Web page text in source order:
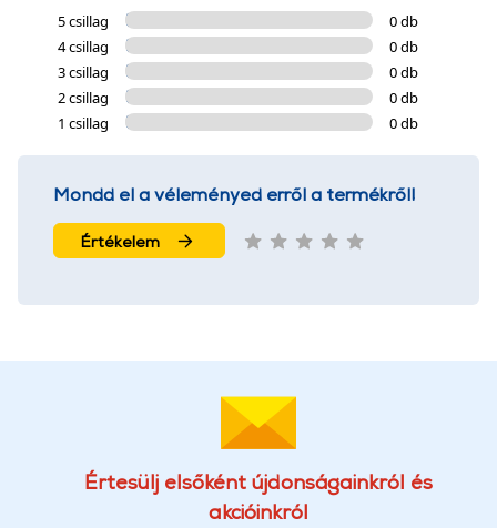
5 csillag
0 db
4 csillag
0 db
3 csillag
0 db
2 csillag
0 db
1 csillag
0 db
Mondd el a véleményed erről a termékről!
Értékelem
Értesülj elsőként újdonságainkról és
akcióinkról